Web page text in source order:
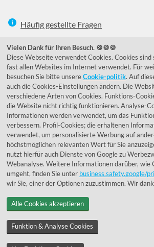
Häufig gestellte Fragen
039292 - 678215
de@lumidora.com
FacebookInstagram
Kundenmeinungen
Exzellent - eKomi.de
© 1955 - 2026 Lumidora
Vielen Dank für Ihren Besuch. 🍪🍪🍪
Diese Webseite verwendet Cookies. Cookies sind
fast allen Websites im Internet verwendet. Für
besuchen Sie bitte unsereCookie-politik. Auf
auch die Cookies-Einstellungen ändern. Die
verschiedene Arten von Cookies. Funktions-
die Website nicht richtig funktionieren. Analyse-
Informationen werden verwendet, um das
verbessern. Profil-Cookies; die erhaltenen
verwendet, um personalisierte Werbung auf
höchstmöglichen relevanten Wert für Sie
nutzt hierfür auch Dienste von Google zu
Webanalyse. Weitere Informationen darüber, wie
umgeht, finden Sie unter business.safety.google/
wir Sie, einer der Optionen zuzustimmen. Wir
Alle Cookies akzeptieren
Funktion & Analyse Cookies